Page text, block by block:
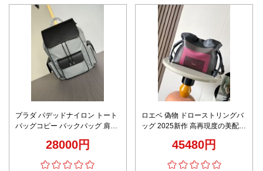
プラダ パデッドナイロン トート
バッグコピー バックバッグ 肩掛
28000円
ロエベ 偽物 ドローストリングバ
ッグ 2025新作 高再現度の美配色
心サイト 実店舗運営
45480円